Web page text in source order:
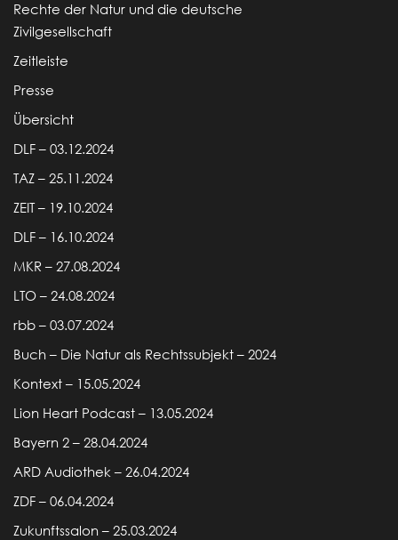
Rechte der Natur und die deutsche
Zivilgesellschaft
Zeitleiste
Presse
Übersicht
DLF – 03.12.2024
TAZ – 25.11.2024
ZEIT – 19.10.2024
DLF – 16.10.2024
MKR – 27.08.2024
LTO – 24.08.2024
rbb – 03.07.2024
Buch – Die Natur als Rechtssubjekt – 2024
Kontext – 15.05.2024
Lion Heart Podcast – 13.05.2024
Bayern 2 – 28.04.2024
ARD Audiothek – 26.04.2024
ZDF – 06.04.2024
Zukunftssalon – 25.03.2024